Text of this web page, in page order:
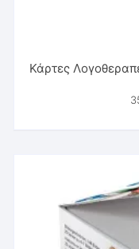
Κάρτες